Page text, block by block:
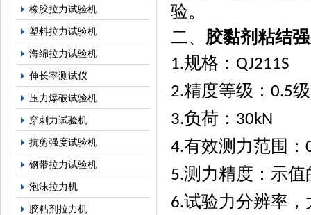
橡胶拉力试验机
塑料拉力试验机
海绵拉力试验机
伸长率测试仪
压力爆破试验机
穿刺力试验机
抗剪强度试验机
钢带拉力试验机
泡沫拉力机
胶粘剂拉力机
验。
二、 胶黏剂粘结
1.规格： QJ211S
2.精度等级： 0.5级
3.负荷： 30kN
4.有效测力范围：
5.测力精度：示值
6.试验力分辨率，